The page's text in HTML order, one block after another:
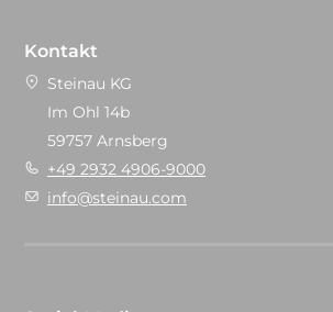
Kontakt
Steinau KG
Im Ohl 14b
59757 Arnsberg
+49 2932 4906-9000
info@steinau.com